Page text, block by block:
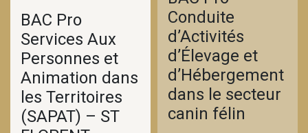
BAC Pro
Services Aux
Personnes et
Animation dans
les Territoires
(SAPAT) – ST
Conduite
d’Activités
d’Élevage et
d’Hébergement
dans le secteur
canin félin